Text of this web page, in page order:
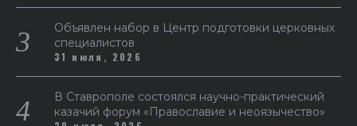
Объявлен набор в Центр подготовки церковных
специалистов
31 июля, 2026
В Ставрополе состоялся научно-практический
казачий форум «Православие и неоязычество»